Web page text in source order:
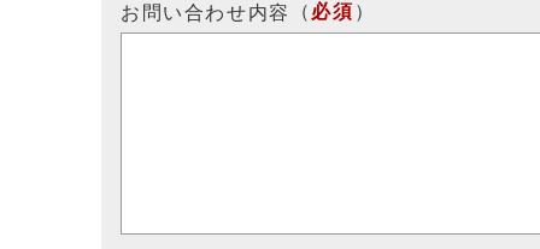
お問い合わせ内容 （ 必須 ）